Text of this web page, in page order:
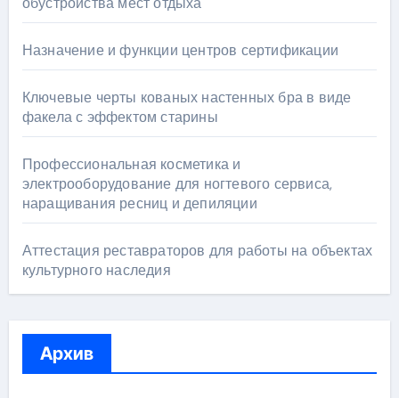
Назначение и функции центров сертификации
Ключевые черты кованых настенных бра в виде
факела с эффектом старины
Профессиональная косметика и
электрооборудование для ногтевого сервиса,
наращивания ресниц и депиляции
Аттестация реставраторов для работы на объектах
культурного наследия
Архив